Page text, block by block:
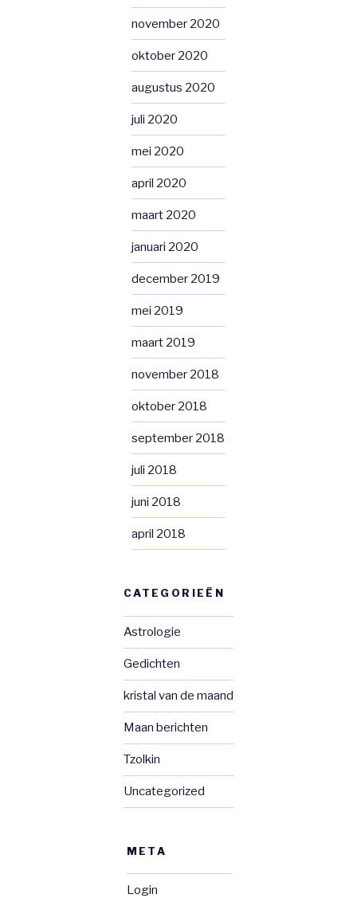
november 2020
oktober 2020
augustus 2020
juli 2020
mei 2020
april 2020
maart 2020
januari 2020
december 2019
mei 2019
maart 2019
november 2018
oktober 2018
september 2018
juli 2018
juni 2018
april 2018
CATEGORIEËN
Astrologie
Gedichten
kristal van de maand
Maan berichten
Tzolkin
Uncategorized
META
Login